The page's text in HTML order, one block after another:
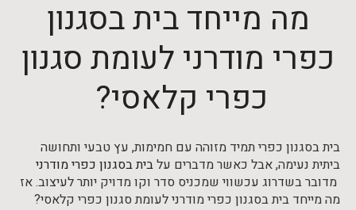
מה מייחד בית בסגנון
כפרי מודרני לעומת סגנון
כפרי קלאסי?
בית בסגנון כפרי תמיד מזוהה עם חמימות, עץ טבעי ותחושה
ביתית נעימה, אבל כאשר מדברים עלבית בסגנון כפרי מודרני
מדובר בשדרוג עכשווי שמכניס סדר וקו מדויק יותר לעיצוב. אז
מה מייחד בית בסגנון כפרי מודרני לעומת סגנון כפרי קלאסי?